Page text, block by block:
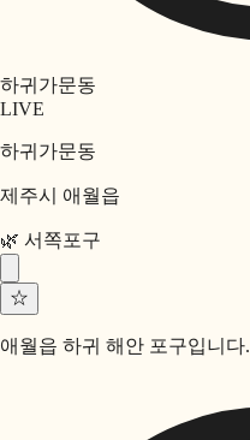
하귀가문동
LIVE
하귀가문동
제주시 애월읍
🌿 서쪽포구
☆
애월읍 하귀 해안 포구입니다.